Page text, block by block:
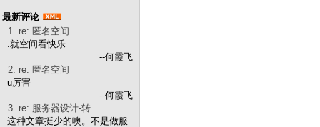
最新评论
1. re: 匿名空间
.就空间看快乐
--何霞飞
2. re: 匿名空间
u厉害
--何霞飞
3. re: 服务器设计-转
这种文章挺少的噢。不是做服